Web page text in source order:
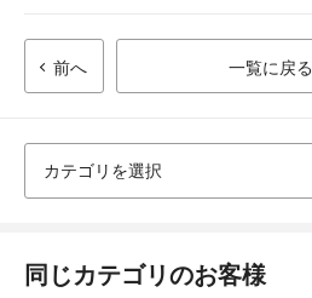
前へ 一覧に戻る
同じカテゴリのお客様